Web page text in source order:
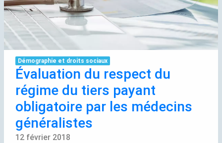
Démographie et droits sociaux
Évaluation du respect du
régime du tiers payant
obligatoire par les médecins
généralistes
12 février 2018